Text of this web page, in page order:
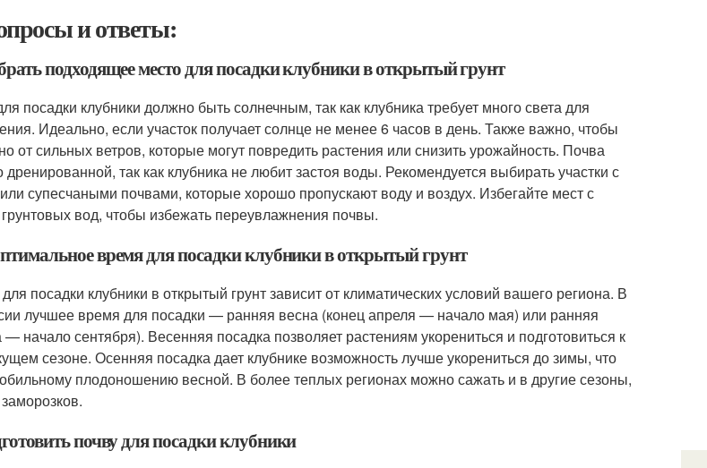
и ответы:
подходящее место для посадки клубники в открытый грунт
посадки клубники должно быть солнечным, так как клубника требует много света для
Идеально, если участок получает солнце не менее 6 часов в день. Также важно, чтобы
от сильных ветров, которые могут повредить растения или снизить урожайность. Почва
так как клубника не любит застоя воды. Рекомендуется выбирать участки с
супесчаными почвами, которые хорошо пропускают воду и воздух. Избегайте мест с
вод, чтобы избежать переувлажнения почвы.
время для посадки клубники в открытый грунт
посадки клубники в открытый грунт зависит от климатических условий вашего региона. В
лучшее время для посадки — ранняя весна (конец апреля — начало мая) или ранняя
— начало сентября). Весенняя посадка позволяет растениям укорениться и подготовиться к
сезоне. Осенняя посадка дает клубнике возможность лучше укорениться до зимы, что
плодоношению весной. В более теплых регионах можно сажать и в другие сезоны,
почву для посадки клубники